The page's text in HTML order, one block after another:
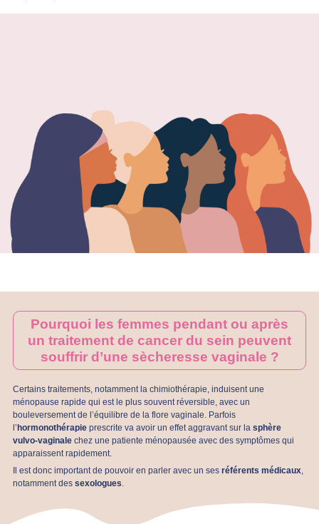
Pourquoi les femmes pendant ou après
un traitement de cancer du sein peuvent
souffrir d’une sècheresse vaginale ?
Certains traitements, notamment la chimiothérapie, induisent une
ménopause rapide qui est le plus souvent réversible, avec un
bouleversement de l’équilibre de la flore vaginale. Parfois
l’ hormonothérapie prescrite va avoir un effet aggravant sur la sphère
vulvo-vaginale chez une patiente ménopausée avec des symptômes qui
apparaissent rapidement.
Il est donc important de pouvoir en parler avec un ses référents médicaux,
notamment des sexologues.